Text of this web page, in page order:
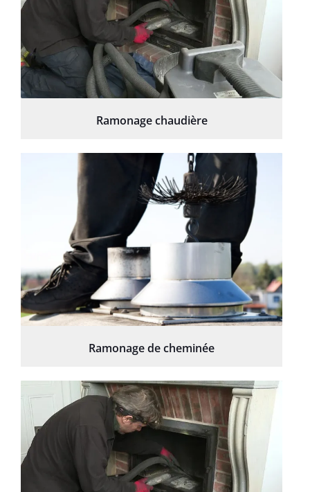
Ramonage chaudière
Ramonage de cheminée